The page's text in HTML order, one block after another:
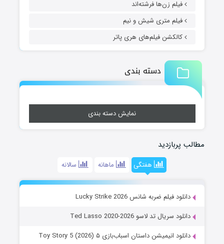
فیلم زن‌ها فرشته‌اند
فیلم متری شیش و نیم
کالکشن فیلم‌های هری پاتر
دسته بندی
نمایش دسته بندی
مطالب پربازدید
هفتگی ماهانه سالانه
دانلود فیلم ضربه شانس Lucky Strike 2026
دانلود سریال تد لاسو Ted Lasso 2020-2026
دانلود انیمیشن داستان اسباب‌بازی ۵ Toy Story 5 (2026)